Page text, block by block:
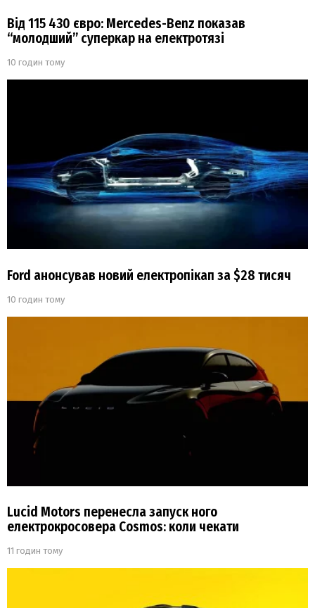
Від 115 430 євро: Mercedes-Benz показав
“молодший” суперкар на електротязі
10 годин тому
Ford анонсував новий електропікап за $28 тисяч
10 годин тому
Lucid Motors перенесла запуск ного
електрокросовера Cosmos: коли чекати
11 годин тому